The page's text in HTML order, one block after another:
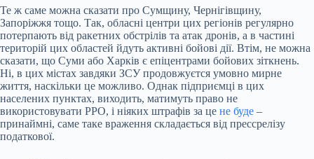
Те ж саме можна сказати про Сумщину, Чернігівщину,
Запоріжжя тощо. Так, обласні центри цих регіонів регулярно
потерпають від ракетних обстрілів та атак дронів, а в частині
територій цих областей йдуть активні бойові дії. Втім, не можна
сказати, що Суми або Харків є епіцентрами бойових зіткнень.
Ні, в цих містах завдяки ЗСУ продовжуєтся умовно мирне
життя, наскільки це можливо. Однак підприємці в цих
населених пунктах, виходить, матимуть право не
використовувати РРО, і ніяких штрафів за це не буде –
принаймні, саме таке враження складається від прессрелізу
податкової.